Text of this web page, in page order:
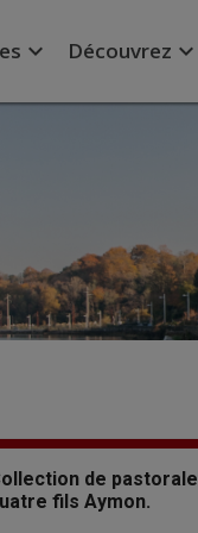
expand_more Découvrez expand_more
de
fils Aymon.